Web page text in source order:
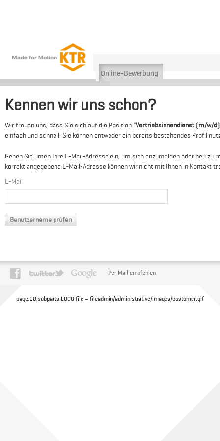
Online-Bewerbung
Kennen wir uns schon?
Wir freuen uns, dass Sie sich auf die Position "Vertriebsinnendienst (m/w/
einfach und schnell. Sie können entweder ein bereits bestehendes Profil
Geben Sie unten Ihre E-Mail-Adresse ein, um sich anzumelden oder neu
korrekt angegebene E-Mail-Adresse können wir nicht mit Ihnen in Kontakt
E-Mail
Benutzername prüfen
Per Mail empfehlen
page.10.subparts.LOGO.file = fileadmin/administrative/images/customer.gif